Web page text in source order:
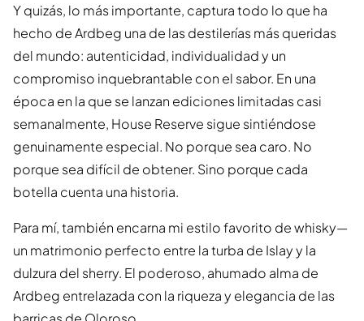
Y quizás, lo más importante, captura todo lo que ha
hecho de Ardbeg una de las destilerías más queridas
del mundo: autenticidad, individualidad y un
compromiso inquebrantable con el sabor. En una
época en la que se lanzan ediciones limitadas casi
semanalmente, House Reserve sigue sintiéndose
genuinamente especial. No porque sea caro. No
porque sea difícil de obtener. Sino porque cada
botella cuenta una historia.
Para mí, también encarna mi estilo favorito de whisky—
un matrimonio perfecto entre la turba de Islay y la
dulzura del sherry. El poderoso, ahumado alma de
Ardbeg entrelazada con la riqueza y elegancia de las